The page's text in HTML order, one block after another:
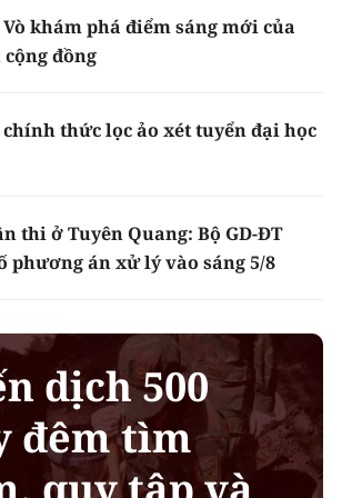
Vò khám phá điểm sáng mới của
đồng
chính thức lọc ảo xét tuyển đại học
thi ở Tuyên Quang: Bộ GD-ĐT
phương án xử lý vào sáng 5/8
dịch 500
đêm tìm